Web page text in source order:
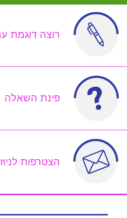
רוצה דוגמת
פינת השאלה
הצטרפות